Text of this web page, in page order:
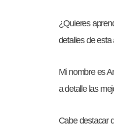
¿Quieres
detalles de
Mi nombre es
a detalle las
Cabe destacar